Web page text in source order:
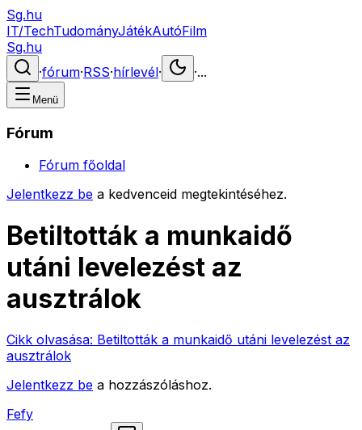
Sg.hu
IT/TechTudományJátékAutóFilm
Sg.hu
·fórum·RSS·hírlevél· ·...
Menü
Fórum
Fórum főoldal
Jelentkezz be a kedvenceid megtekintéséhez.
Betiltották a munkaidő
utáni levelezést az
ausztrálok
Cikk olvasása: Betiltották a munkaidő utáni levelezést az
ausztrálok
Jelentkezz be a hozzászóláshoz.
Fefy